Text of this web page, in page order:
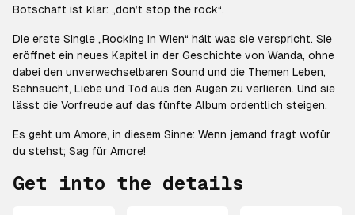
Botschaft ist klar: „don’t stop the rock“.
Die erste Single „Rocking in Wien“ hält was sie verspricht. Sie
eröffnet ein neues Kapitel in der Geschichte von Wanda, ohne
dabei den unverwechselbaren Sound und die Themen Leben,
Sehnsucht, Liebe und Tod aus den Augen zu verlieren. Und sie
lässt die Vorfreude auf das fünfte Album ordentlich steigen.
Es geht um Amore, in diesem Sinne: Wenn jemand fragt wofür
du stehst; Sag für Amore!
Get into the details